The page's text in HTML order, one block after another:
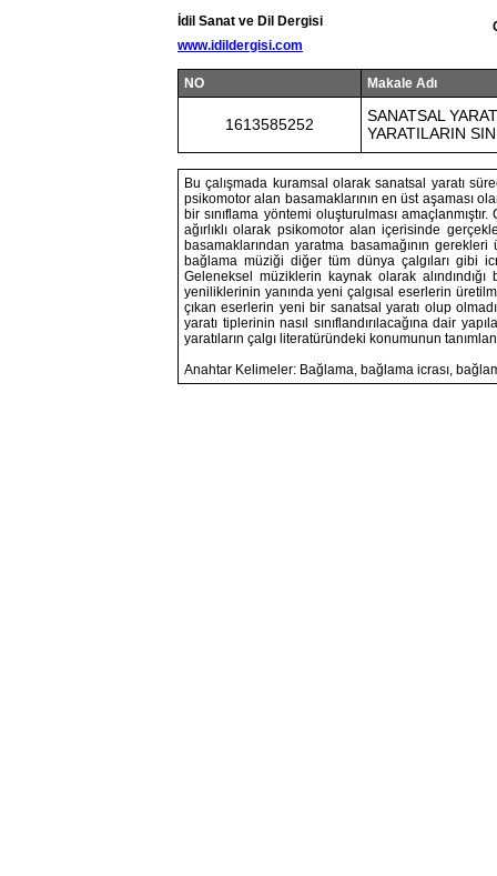
İdil Sanat ve Dil Dergisi
www.idildergisi.com
NO Makale Adı
1613585252
SANATSAL
YARATILARIN
Bu çalışmada kuramsal olarak sanatsal yaratı
psikomotor alan basamaklarının en üst aşaması
bir sınıflama yöntemi oluşturulması
ağırlıklı olarak psikomotor alan içerisinde
basamaklarından yaratma basamağının gerekleri
bağlama müziği diğer tüm dünya çalgıları gibi
Geleneksel müziklerin kaynak olarak
yeniliklerinin yanında yeni çalgısal eserlerin
çıkan eserlerin yeni bir sanatsal yaratı olup
yaratı tiplerinin nasıl sınıflandırılacağına dair
yaratıların çalgı literatüründeki konumunun
Anahtar Kelimeler: Bağlama, bağlama icrası,